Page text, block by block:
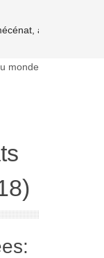
associations-
monde